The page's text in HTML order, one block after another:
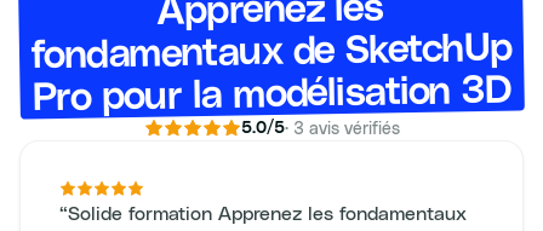
Apprenez les
fondamentaux de SketchUp
Pro pour la modélisation 3D
5.0/5· 3 avis vérifiés
“Solide formation Apprenez les fondamentaux